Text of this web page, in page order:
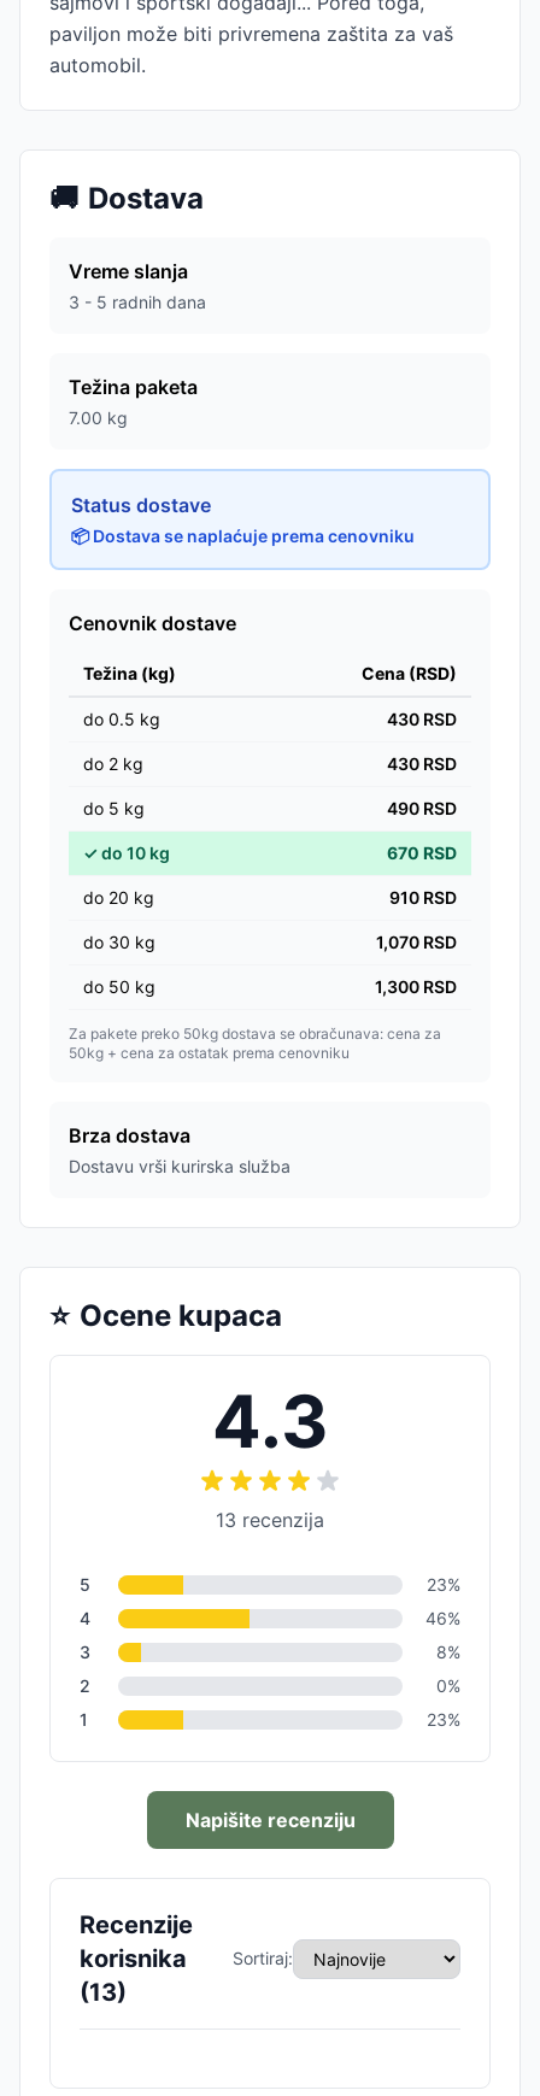
paviljon može biti privremena zaštita za vaš
automobil.
🚚 Dostava
Vreme slanja
3 - 5 radnih dana
Težina paketa
7.00 kg
Status dostave
📦 Dostava se naplaćuje prema cenovniku
Cenovnik dostave
Težina (kg) Cena (RSD)
do 0.5 kg 430 RSD
do 2 kg 430 RSD
do 5 kg 490 RSD
✓do 10 kg 670 RSD
do 20 kg 910 RSD
do 30 kg 1,070 RSD
do 50 kg 1,300 RSD
Za pakete preko 50kg dostava se obračunava: cena za
50kg + cena za ostatak prema cenovniku
Brza dostava
Dostavu vrši kurirska služba
⭐ Ocene kupaca
4.3
13 recenzija
5 23%
4
46%
3
8%
2
0%
1
23%
Napišite recenziju
Recenzije
korisnika
(13)
Sortiraj: